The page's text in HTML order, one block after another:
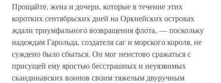
Прощайте, жена и дочери, которые в течение этих
коротких сентябрьских дней на Оркнейских островах
ждали триумфального возвращения флота, — поскольку
надеждам Гарольда, создателя саг и морского короля, не
суждено было сбыться. Он мог неистово сражаться с
присущей ему яростью бесстрашных и неуязвимых
скандинавских воинов своим тяжелым двуручным